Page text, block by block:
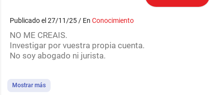
Publicado el 27/11/25 / En Conocimiento
NO ME CREAIS.
Investigar por vuestra propia cuenta.
No soy abogado ni jurista.
Mi canal en Telegram:
Mostrar más